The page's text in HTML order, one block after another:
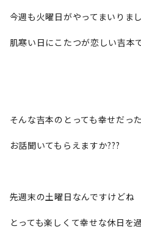
今週も火曜日がやってまいりま
肌寒い日にこたつが恋しい吉本
そんな吉本のとっても幸せだっ
お話聞いてもらえますか???
先週末の土曜日なんですけどね
とっても楽しくて幸せな休日を